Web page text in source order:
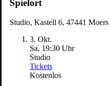
Spielort
Studio, Kastell 6, 47441 Moers
3. Okt.
Sa, 19:30 Uhr
Studio
Tickets
Kostenlos